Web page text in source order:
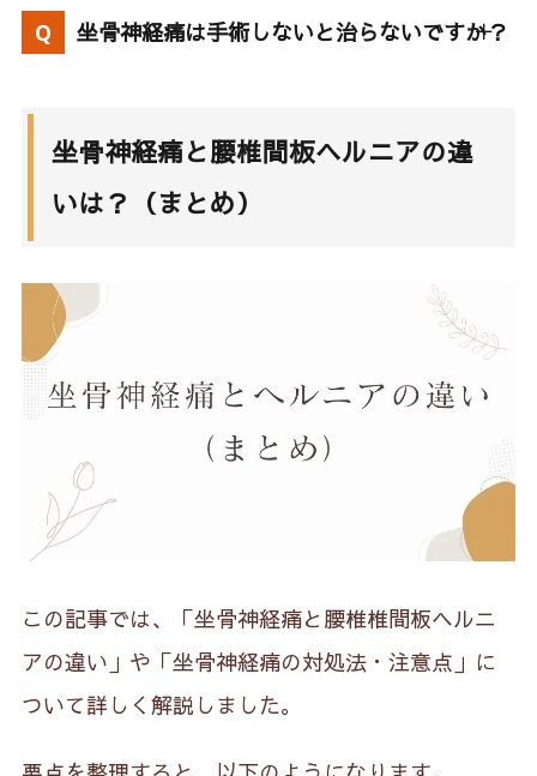
坐骨神経痛は手術しないと治らないですか？
坐骨神経痛と腰椎間板ヘルニアの違
いは？（まとめ）
この記事では、「坐骨神経痛と腰椎椎間板ヘルニ
アの違い」や「坐骨神経痛の対処法・注意点」に
ついて詳しく解説しました。